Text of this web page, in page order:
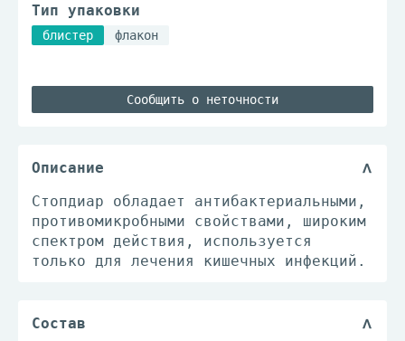
Тип упаковки
блистер флакон
Сообщить о неточности
Описание
Стопдиар обладает антибактериальными,
противомикробными свойствами, широким
спектром действия, используется
только для лечения кишечных инфекций.
Состав